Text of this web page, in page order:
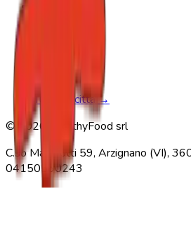
Parma
Tutte le città →
© 2026 HealthyFood srl
C.so Matteotti 59, Arzignano (VI),
04150560243